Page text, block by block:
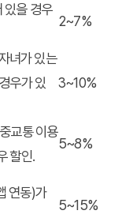
있을 경우
2~7%
녀가 있는
우가 있
3~10%
교통 이용
할인.
5~8%
연동)가
5~15%